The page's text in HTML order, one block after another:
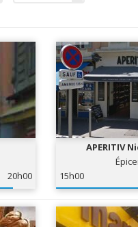
20h00
APERITIV
15h00